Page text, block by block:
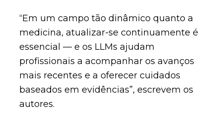
“Em um campo tão dinâmico quanto a
medicina, atualizar-se continuamente é
essencial — e os LLMs ajudam
profissionais a acompanhar os avanços
mais recentes e a oferecer cuidados
baseados em evidências”, escrevem os
autores.